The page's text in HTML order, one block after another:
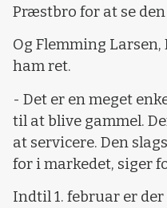
Præstbro for at se
Og Flemming
ham ret.
- Det er en meget
til at blive gammel.
at servicere. Den
for i markedet, siger
Indtil 1. februar er